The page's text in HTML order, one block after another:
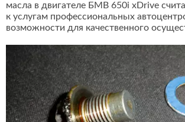
масла в двигателе БМВ 650i xDrive
к услугам профессиональных
возможности для качественного